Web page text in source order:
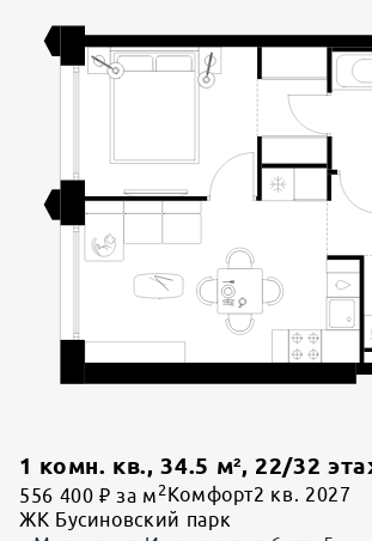
1 комн. кв., 34.5 м²,22/32
556 400 ₽ за м 2 Комфорт2 кв. 2027
ЖК Бусиновский парк